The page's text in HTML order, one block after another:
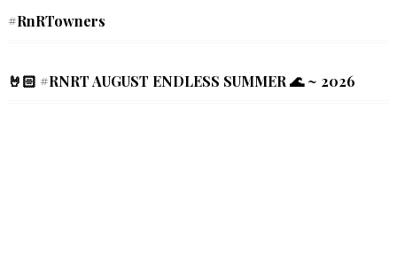
#RnRTowners
🤘🏻 #RNRT AUGUST ENDLESS SUMMER 🌊 ~ 2026